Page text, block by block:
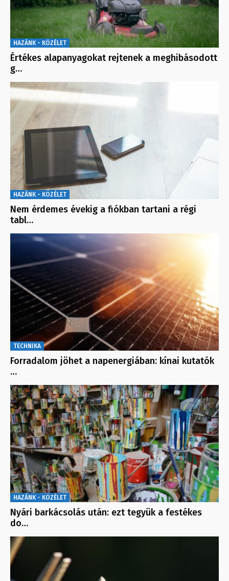
HAZÁNK - KÖZÉLET
Értékes alapanyagokat rejtenek a meghibásodott
g…
HAZÁNK - KÖZÉLET
Nem érdemes évekig a fiókban tartani a régi
tabl…
TECHNIKA
Forradalom jöhet a napenergiában: kínai kutatók
…
HAZÁNK - KÖZÉLET
Nyári barkácsolás után: ezt tegyük a festékes
do…